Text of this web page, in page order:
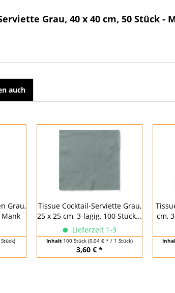
Grau, 40 x 40 cm, 50 Stück -
auch
Grau,
Mank
Tissue Cocktail-Serviette Grau,
25 x 25 cm, 3-lagig, 100 Stück...
Lieferzeit 1-3
Inhalt 100 Stück (0,04 € * / 1 Stück)
3,60 € *
cm,